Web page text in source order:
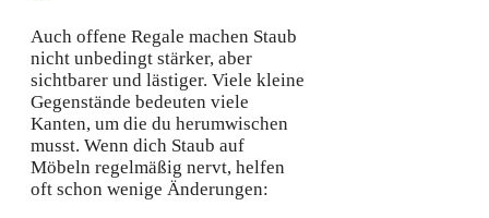
Auch offene Regale machen Staub
nicht unbedingt stärker, aber
sichtbarer und lästiger. Viele kleine
Gegenstände bedeuten viele
Kanten, um die du herumwischen
musst. Wenn dich Staub auf
Möbeln regelmäßig nervt, helfen
oft schon wenige Änderungen: